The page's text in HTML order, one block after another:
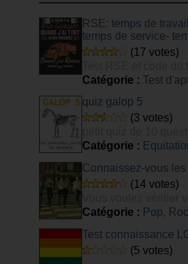
RSE: temps de
temps de service-
(17 votes)
transport
Catégorie : Test
quiz galop 5
(3 votes)
PARTIE son galop 5
Catégorie :
Connaissez-vous les
(14 votes)
connaissance du
Catégorie : Pop,
Test connaissance
(5 votes)